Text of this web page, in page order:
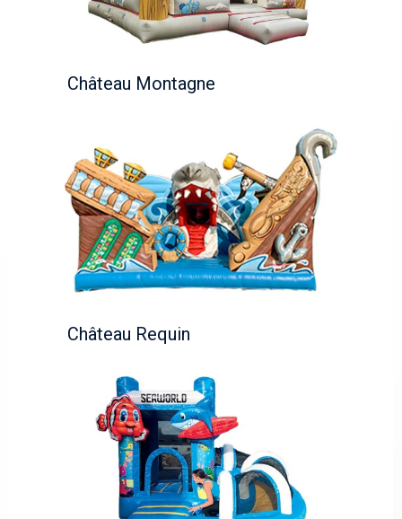
Château Montagne
Château Requin